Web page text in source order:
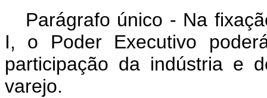
Parágrafo único - Na
I, o Poder Executivo
participação da indústria e
varejo.